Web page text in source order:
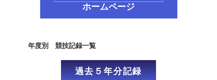
ホームページ
年度別 競技記録一覧
過去５年分記録